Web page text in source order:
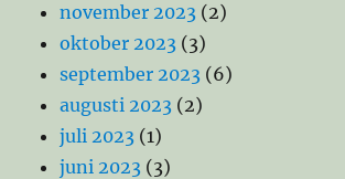
november 2023 (2)
oktober 2023 (3)
september 2023 (6)
augusti 2023 (2)
juli 2023 (1)
juni 2023 (3)